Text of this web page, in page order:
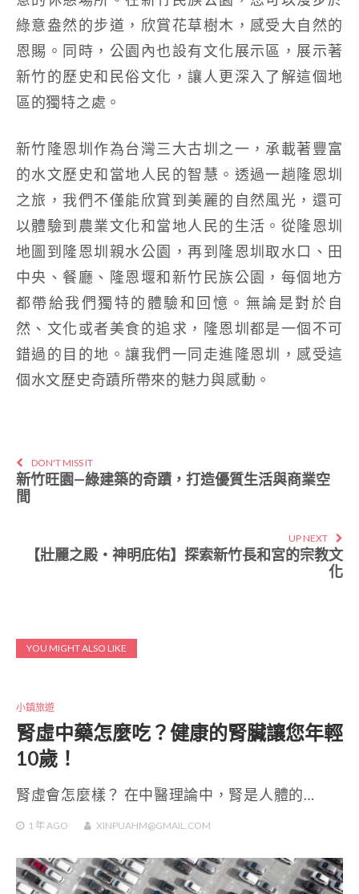
綠意盎然的步道，欣賞花草樹木，感受大自然的
恩賜。同時，公園內也設有文化展示區，展示著
新竹的歷史和民俗文化，讓人更深入了解這個地
區的獨特之處。
新竹隆恩圳作為台灣三大古圳之一，承載著豐富
的水文歷史和當地人民的智慧。透過一趟隆恩圳
之旅，我們不僅能欣賞到美麗的自然風光，還可
以體驗到農業文化和當地人民的生活。從隆恩圳
地圖到隆恩圳親水公園，再到隆恩圳取水口、田
中央、餐廳、隆恩堰和新竹民族公園，每個地方
都帶給我們獨特的體驗和回憶。無論是對於自
然、文化或者美食的追求，隆恩圳都是一個不可
錯過的目的地。讓我們一同走進隆恩圳，感受這
個水文歷史奇蹟所帶來的魅力與感動。
DON'T MISS IT
新竹旺園—綠建築的奇蹟，打造優質生活與商業空
間
UP NEXT
【壯麗之殿‧神明庇佑】探索新竹長和宮的宗教文
化
YOU MIGHT ALSO LIKE
小鎮旅遊
腎虛中藥怎麼吃？健康的腎臟讓您年輕
10歲！
腎虛會怎麼樣？ 在中醫理論中，腎是人體的…
1 年 AGO XINPUAHM@GMAIL.COM